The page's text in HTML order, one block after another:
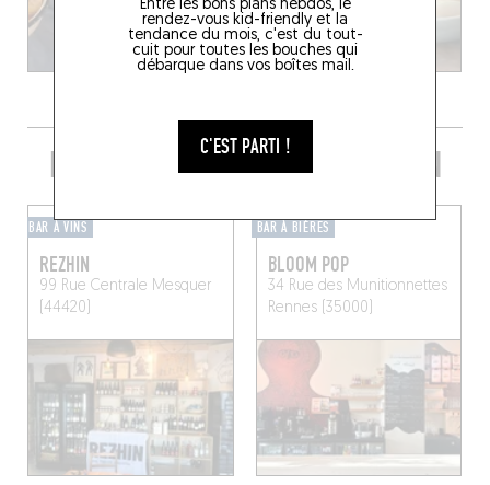
Entre les bons plans hebdos, le
rendez-vous kid-friendly et la
tendance du mois, c'est du tout-
cuit pour toutes les bouches qui
débarque dans vos boîtes mail.
C'EST PARTI !
PRENDRE UN VERRE DANS LE COIN
BAR À VINS
REZHIN
99 Rue Centrale Mesquer
(44420)
BAR À BIÈRES
BLOOM POP
34 Rue des Munitionnettes
Rennes (35000)